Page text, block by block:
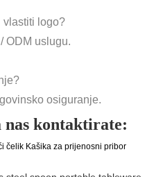
vlastiti logo?
ODM uslugu.
osiguranje.
kontaktirate: